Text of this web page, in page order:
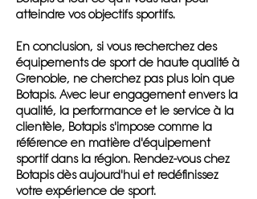
atteindre vos objectifs sportifs.
En conclusion, si vous recherchez des
équipements de sport de haute qualité à
Grenoble, ne cherchez pas plus loin que
Botapis. Avec leur engagement envers la
qualité, la performance et le service à la
clientèle, Botapis s'impose comme la
référence en matière d'équipement
sportif dans la région. Rendez-vous chez
Botapis dès aujourd'hui et redéfinissez
votre expérience de sport.